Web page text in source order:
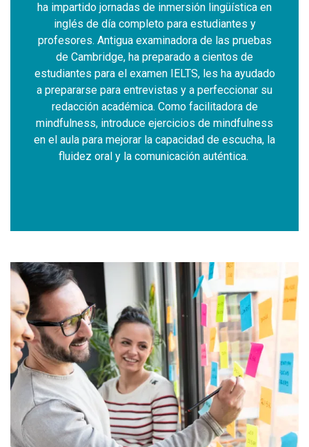
ha impartido jornadas de inmersión lingüística en
inglés de día completo para estudiantes y
profesores. Antigua examinadora de las pruebas
de Cambridge, ha preparado a cientos de
estudiantes para el examen IELTS, les ha ayudado
a prepararse para entrevistas y a perfeccionar su
redacción académica. Como facilitadora de
mindfulness, introduce ejercicios de mindfulness
en el aula para mejorar la capacidad de escucha, la
fluidez oral y la comunicación auténtica.